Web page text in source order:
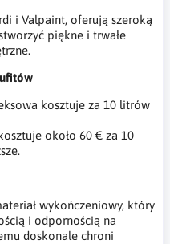
i Valpaint, oferują szeroką
piękne i trwałe
kosztuje za 10 litrów
około 60 € za 10
wykończeniowy, który
i odpornością na
doskonale chroni